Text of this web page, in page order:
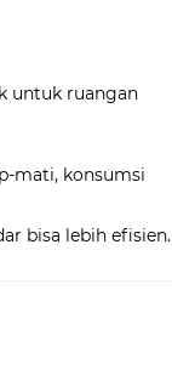
untuk ruangan
mati, konsumsi
bisa lebih efisien.